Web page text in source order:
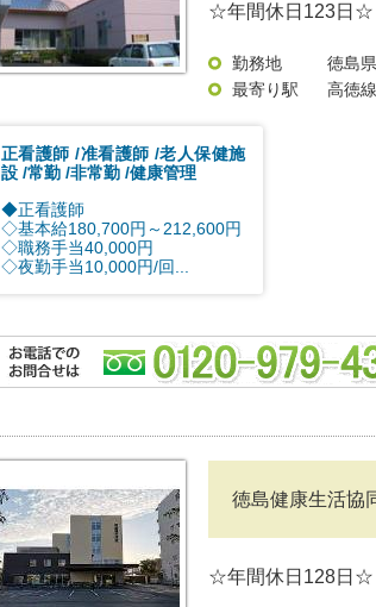
☆年間休日123日☆
勤務地
徳島
最寄り駅
高徳
正看護師 准看護師 老人保健施
設 常勤 非常勤 健康管理
◆正看護師
◇基本給180,700円～212,600円
◇職務手当40,000円
◇夜勤手当10,000円/回...
徳島健康生活協
☆年間休日128日☆